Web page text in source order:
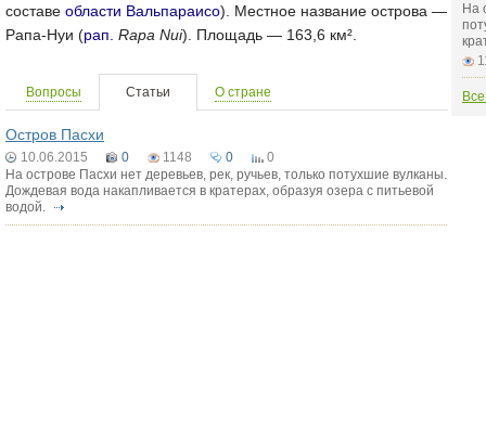
составе области Вальпараисо). Местное название острова —
Рапа-Нуи (рап. Rapa Nui). Площадь — 163,6 км².
Вопросы Статьи О стране
Остров Пасхи
10.06.2015 0 1148 0
0
На острове Пасхи нет деревьев, рек, ручьев, только потухшие вулканы.
Дождевая вода накапливается в кратерах, образуя озера с питьевой
водой.
На